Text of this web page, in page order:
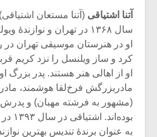
آتنا اشتیاقی
سال ۱۳۶۸ در تهران و
او در هنرستان موسیقی تهران
کرد و ساز ویلنسل را نزد کریم
او از اهالی هنر هستند. پدر بزرگ
مادربزرگش فرخ‌لقا هوشمند،
(مشهور به فرشته مهبان) و پدرش
به عنوان برندهٔ تندیس بهترین